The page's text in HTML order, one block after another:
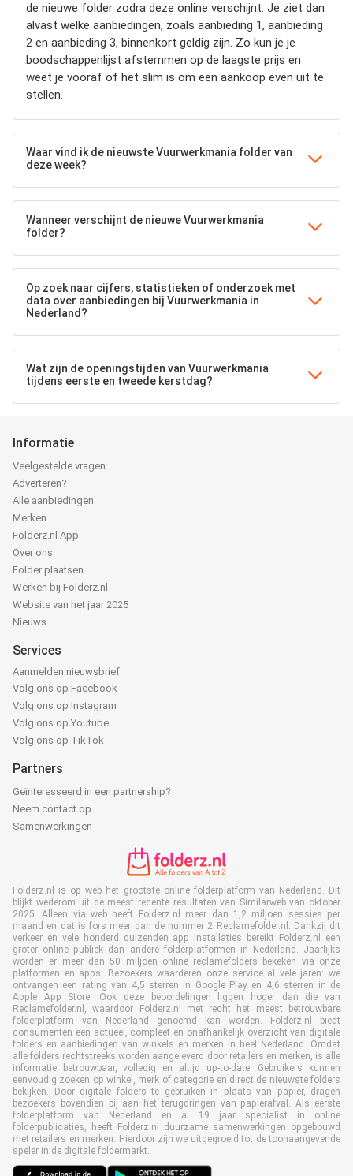
de nieuwe folder zodra deze online verschijnt. Je ziet dan
alvast welke aanbiedingen, zoals aanbieding 1, aanbieding
2 en aanbieding 3, binnenkort geldig zijn. Zo kun je je
boodschappenlijst afstemmen op de laagste prijs en
weet je vooraf of het slim is om een aankoop even uit te
stellen.
Waar vind ik de nieuwste Vuurwerkmania folder van
deze week?
Wanneer verschijnt de nieuwe Vuurwerkmania
folder?
Op zoek naar cijfers, statistieken of onderzoek met
data over aanbiedingen bij Vuurwerkmania in
Nederland?
Wat zijn de openingstijden van Vuurwerkmania
tijdens eerste en tweede kerstdag?
Informatie
Veelgestelde vragen
Adverteren?
Alle aanbiedingen
Merken
Folderz.nl App
Over ons
Folder plaatsen
Werken bij Folderz.nl
Website van het jaar 2025
Nieuws
Services
Aanmelden nieuwsbrief
Volg ons op Facebook
Volg ons op Instagram
Volg ons op Youtube
Volg ons op TikTok
Partners
Geïnteresseerd in een partnership?
Neem contact op
Samenwerkingen
Folderz.nl is op web het grootste online folderplatform van Nederland. Dit
blijkt wederom uit de meest recente resultaten van Similarweb van oktober
2025. Alleen via web heeft Folderz.nl meer dan 1,2 miljoen sessies per
maand en dat is fors meer dan de nummer 2 Reclamefolder.nl. Dankzij dit
verkeer en vele honderd duizenden app installaties bereikt Folderz.nl een
groter online publiek dan andere folderplatformen in Nederland. Jaarlijks
worden er meer dan 50 miljoen online reclamefolders bekeken via onze
platformen en apps. Bezoekers waarderen onze service al vele jaren: we
ontvangen een rating van 4,5 sterren in Google Play en 4,6 sterren in de
Apple App Store. Ook deze beoordelingen liggen hoger dan die van
Reclamefolder.nl, waardoor Folderz.nl met recht het meest betrouwbare
folderplatform van Nederland genoemd kan worden. Folderz.nl biedt
consumenten een actueel, compleet en onafhankelijk overzicht van digitale
folders en aanbiedingen van winkels en merken in heel Nederland. Omdat
alle folders rechtstreeks worden aangeleverd door retailers en merken, is alle
informatie betrouwbaar, volledig en altijd up-to-date. Gebruikers kunnen
eenvoudig zoeken op winkel, merk of categorie en direct de nieuwste folders
bekijken. Door digitale folders te gebruiken in plaats van papier, dragen
bezoekers bovendien bij aan het terugdringen van papierafval. Als eerste
folderplatform van Nederland en al 19 jaar specialist in online
folderpublicaties, heeft Folderz.nl duurzame samenwerkingen opgebouwd
met retailers en merken. Hierdoor zijn we uitgegroeid tot de toonaangevende
speler in de digitale foldermarkt.